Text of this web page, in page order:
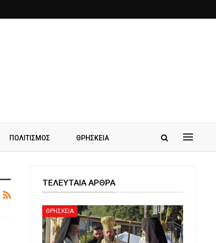
ΠΟΛΙΤΙΣΜΟΣ ΘΡΗΣΚΕΙΑ
ΤΕΛΕΥΤΑΙΑ ΑΡΘΡΑ
ΘΡΗΣΚΕΙΑ